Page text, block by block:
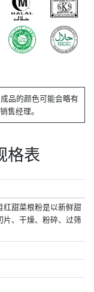
品的颜色可能会略有
售经理。
格表
甜菜根粉是以新鲜甜
、干燥、粉碎、过筛